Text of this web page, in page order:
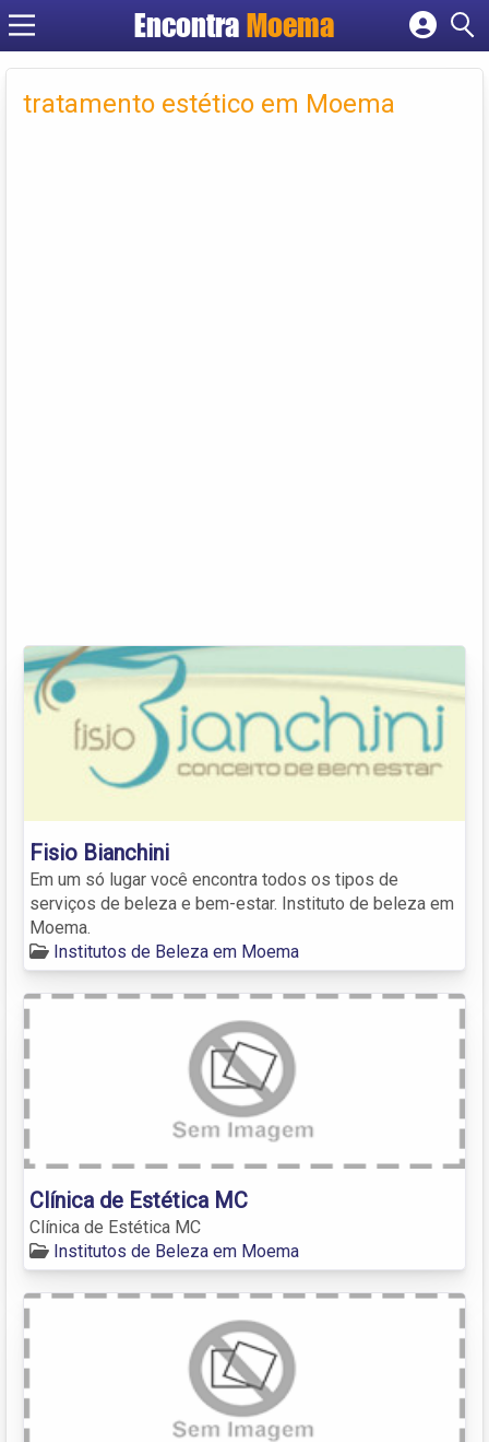
Encontra Moema
Criar conta
tratamento estético em Moema
Fisio Bianchini
Em um só lugar você encontra todos os tipos de
serviços de beleza e bem-estar. Instituto de beleza em
Moema.
Institutos de Beleza em Moema
Clínica de Estética MC
Clínica de Estética MC
Institutos de Beleza em Moema